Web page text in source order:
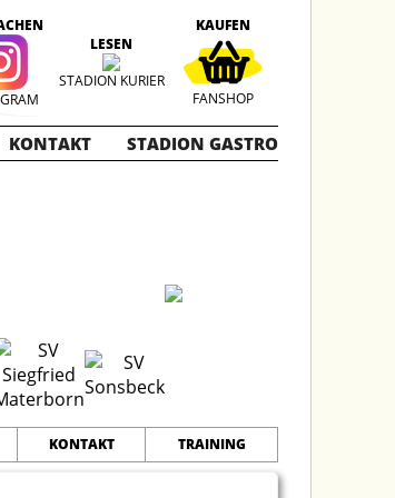
LESEN
STADION KURIER
KAUFEN
FANSHOP
KONTAKT STADION GASTRO
KONTAKT TRAINING